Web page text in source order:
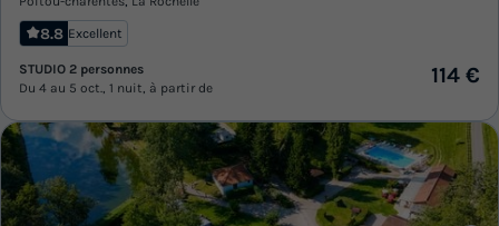
8.8 Excellent
STUDIO 2 personnes
Du 4 au 5 oct., 1 nuit, à partir de
114 €